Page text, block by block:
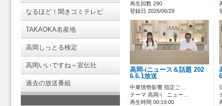
なるほど！聞きコミテレビ
TAKAOKA名産地
高岡しっとる検定
高岡いいですね～宣伝社
過去の放送番組
再生回数 290
登録日 2026/06/29
高岡-iニュース＆話題 202
6.6.1放送
中東情勢影響 指定ご…
テーマ 高岡-i ニュー…
再生時間 00:19:00